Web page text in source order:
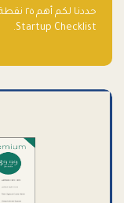
Startup Checklist.